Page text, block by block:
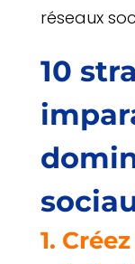
réseaux
10
1.